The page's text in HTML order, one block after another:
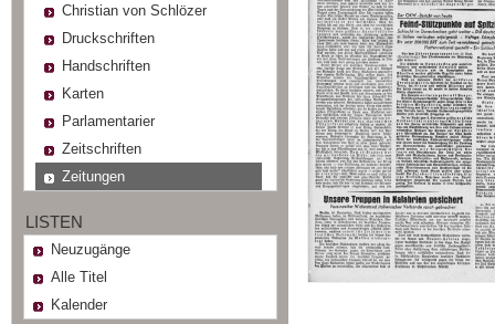
Christian von Schlözer
Druckschriften
Handschriften
Karten
Parlamentarier
Zeitschriften
Zeitungen
LISTEN
Neuzugänge
Alle Titel
Kalender